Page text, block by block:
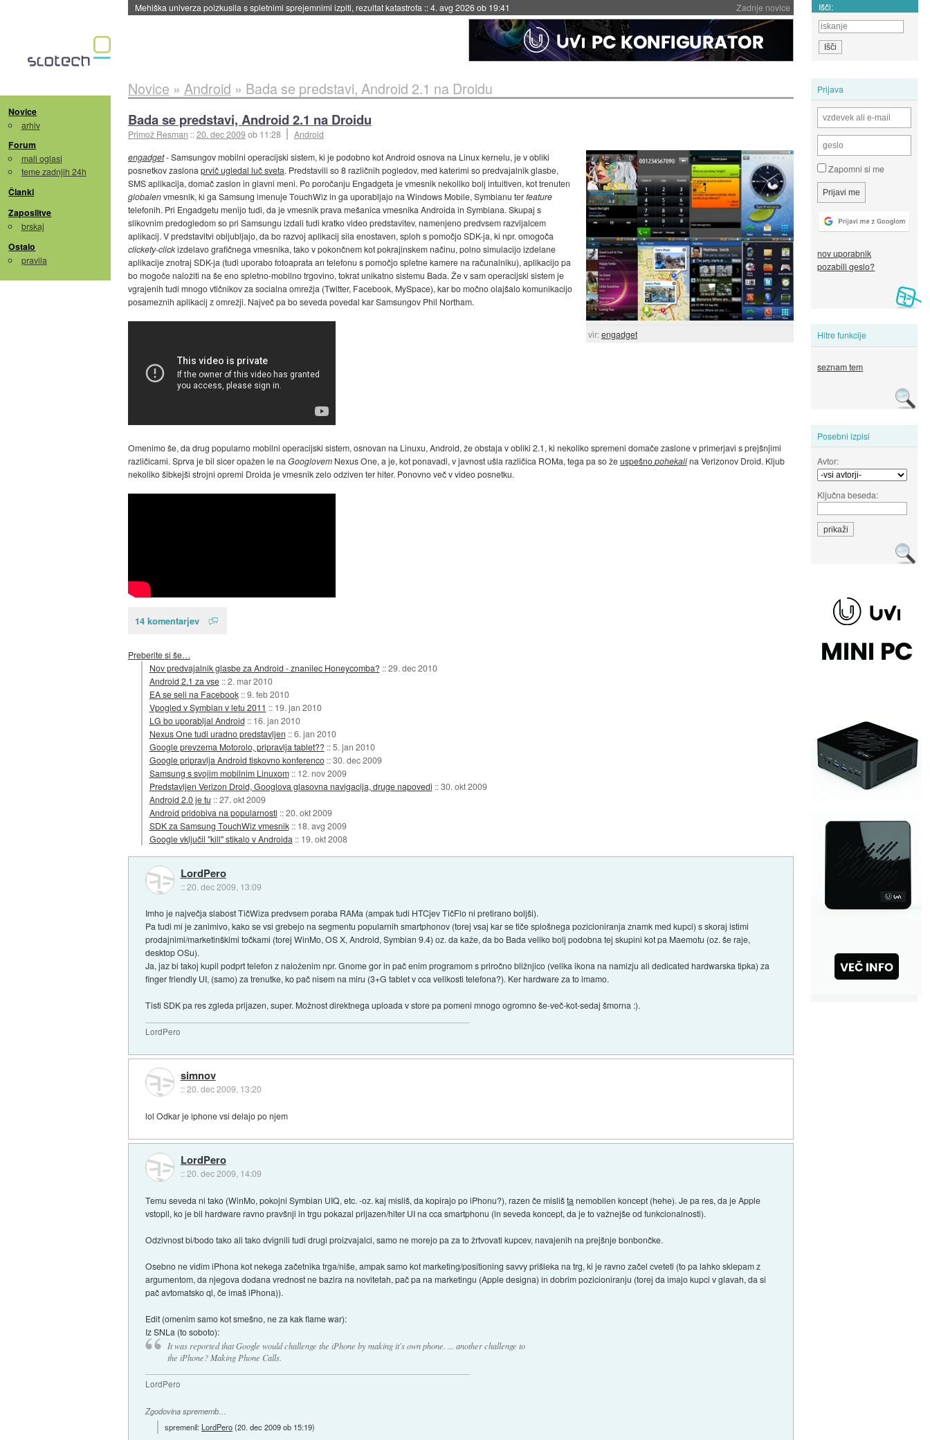
Zadnje novice
Evropska vesoljska agencija razvija svojo raketo za večkratno uporabo::4. avg 2026 ob 19:41 Išči:
Novice
arhiv
Forum
mali oglasi
teme zadnjih 24h
Članki
Zaposlitve
brskaj
Ostalo
pravila
Prijava
Zapomni si me
nov uporabnik
pozabili geslo?
Hitre funkcije
seznam tem
Posebni izpisi
Avtor:
Ključna beseda:
Novice » Android » Bada se predstavi, Android 2.1 na Droidu
Bada se predstavi, Android 2.1 na Droidu
Primož Resman ::20. dec 2009ob 11:28 Android
vir:engadget
engadget- Samsungov mobilni operacijski sistem, ki je podobno kot Android osnova na Linux kernelu, je v obliki
posnetkov zaslona prvič ugledal luč sveta. Predstavili so 8 različnih pogledov, med katerimi so predvajalnik glasbe,
SMS aplikacija, domač zaslon in glavni meni. Po poročanju Engadgeta je vmesnik nekoliko bolj intuitiven, kot trenuten
globalenvmesnik, ki ga Samsung imenuje TouchWiz in ga uporabljajo na Windows Mobile, Symbianu terfeature
telefonih. Pri Engadgetu menijo tudi, da je vmesnik prava mešanica vmesnika Androida in Symbiana. Skupaj s
slikovnim predogledom so pri Samsungu izdali tudi kratko video predstavitev, namenjeno predvsem razvijalcem
aplikacij. V predstavitvi obljubljajo, da bo razvoj aplikacij sila enostaven, sploh s pomočjo SDK-ja, ki npr. omogoča
clickety-clickizdelavo grafičnega vmesnika, tako v pokončnem kot pokrajinskem načinu, polno simulacijo izdelane
aplikacije znotraj SDK-ja (tudi uporabo fotoaprata an telefonu s pomočjo spletne kamere na računalniku), aplikacijo pa
bo mogoče naložiti na še eno spletno-mobilno trgovino, tokrat unikatno sistemu Bada. Že v sam operacijski sistem je
vgrajenih tudi mnogo vtičnikov za socialna omrežja (Twitter, Facebook, MySpace), kar bo močno olajšalo komunikacijo
posameznih aplikacij z omrežji. Največ pa bo seveda povedal kar Samsungov Phil Northam.
Omenimo še, da drug popularno mobilni operacijski sistem, osnovan na Linuxu, Android, že obstaja v obliki 2.1, ki nekoliko spremeni domače zaslone v primerjavi s prejšnjimi
različicami. Sprva je bil sicer opažen le na GooglovemNexus One, a je, kot ponavadi, v javnost ušla različica ROMa, tega pa so žeuspešnopohekalina Verizonov Droid. Kljub
nekoliko šibkejši strojni opremi Droida je vmesnik zelo odziven ter hiter. Ponovno več v video posnetku.
14 komentarjev
Preberite si še…
Nov predvajalnik glasbe za Android - znanilec Honeycomba? ::29. dec 2010
Android 2.1 za vse ::2. mar 2010
EA se seli na Facebook ::9. feb 2010
Vpogled v Symbian v letu 2011 :: 19. jan 2010
LG bo uporabljal Android :: 16. jan 2010
Nexus One tudi uradno predstavljen ::6. jan 2010
Google prevzema Motorolo, pripravlja tablet?? ::5. jan 2010
Google pripravlja Android tiskovno konferenco ::30. dec 2009
Samsung s svojim mobilnim Linuxom :: 12. nov 2009
Predstavljen Verizon Droid, Googlova glasovna navigacija, druge napovedi ::30. okt 2009
Android 2.0 je tu ::27. okt 2009
Android pridobiva na popularnosti ::20. okt 2009
SDK za Samsung TouchWiz vmesnik :: 18. avg 2009
Google vključil "kill" stikalo v Androida :: 19. okt 2008
LordPero
::20. dec 2009, 13:09
Imho je največja slabost TičWiza predvsem poraba RAMa (ampak tudi HTCjev TičFlo ni pretirano boljši).
Pa tudi mi je zanimivo, kako se vsi grebejo na segmentu popularnih smartphonov (torej vsaj kar se tiče splošnega pozicioniranja znamk med kupci) s skoraj istimi
prodajnimi/marketinškimi točkami (torej WinMo, OS X, Android, Symbian 9.4) oz. da kaže, da bo Bada veliko bolj podobna tej skupini kot pa Maemotu (oz. še raje,
desktop OSu).
Ja, jaz bi takoj kupil podprt telefon z naloženim npr. Gnome gor in pač enim programom s priročno bližnjico (velika ikona na namizju ali dedicated hardwarska tipka) za
finger friendly UI, (samo) za trenutke, ko pač nisem na miru (3+G tablet v cca velikosti telefona?). Ker hardware za to imamo.
Tisti SDK pa res zgleda prijazen, super. Možnost direktnega uploada v store pa pomeni mnogo ogromno še-več-kot-sedaj šmorna :).
LordPero
simnov
::20. dec 2009, 13:20
lol Odkar je iphone vsi delajo po njem
LordPero
::20. dec 2009, 14:09
Temu seveda ni tako (WinMo, pokojni Symbian UIQ, etc. -oz. kaj misliš, da kopirajo po iPhonu?), razen če mislišta nemobilen koncept (hehe). Je pa res, da je Apple
vstopil, ko je bil hardware ravno pravšnji in trgu pokazal prijazen/hiter UI na cca smartphonu (in seveda koncept, da je to važnejše od funkcionalnosti).
Odzivnost bi/bodo tako ali tako dvignili tudi drugi proizvajalci, samo ne morejo pa za to žrtvovati kupcev, navajenih na prejšnje bonbončke.
Osebno ne vidim iPhona kot nekega začetnika trga/niše, ampak samo kot marketing/positioning savvy prišleka na trg, ki je ravno začel cveteti (to pa lahko sklepam z
argumentom, da njegova dodana vrednost ne bazira na novitetah, pač pa na marketingu (Apple designa) in dobrim pozicioniranju (torej da imajo kupci v glavah, da si
pač avtomatsko ql, če imaš iPhona)).
Edit (omenim samo kot smešno, ne za kak flame war):
Iz SNLa (to soboto):
It was reported that Google would challenge the iPhone by making it's own phone. ... another challenge to
the iPhone? Making Phone Calls.
LordPero
Zgodovina sprememb…
spremenil:LordPero(20. dec 2009 ob 15:19)